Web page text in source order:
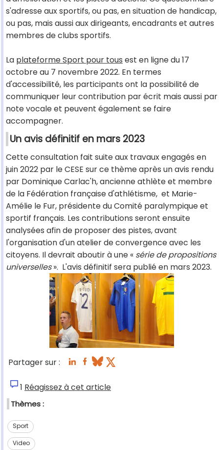
s'adresse aux sportifs, ou pas, en situation de handicap,
ou pas, mais aussi aux dirigeants, encadrants et autres
membres de clubs sportifs.
La plateforme Sport pour tous est en ligne du 17
octobre au 7 novembre 2022. En termes
d'accessibilité, les participants ont la possibilité de
communiquer leur contribution par écrit mais aussi par
note vocale et peuvent également se faire
accompagner.
Un avis définitif en mars 2023
Cette consultation fait suite aux travaux engagés en
juin 2022 par le CESE sur ce thème après un avis rendu
par Dominique Carlac'h, ancienne athlète et membre
de la Fédération française d'athlétisme, et Marie-
Amélie le Fur, présidente du Comité paralympique et
sportif français. Les contributions seront ensuite
analysées afin de proposer des pistes, avant
l'organisation d'un atelier de convergence avec les
citoyens. Il devrait aboutir à une « série de propositions
universelles». L'avis définitif sera publié en mars 2023.
Partager sur :
1 Réagissez à cet article
Thèmes :
Sport
Video